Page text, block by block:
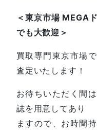
＜東京市場 MEGA
でも大歓迎＞
買取専門東京市場
査定いたします！
お待ちいただく間
誌を用意してあり
ますので、お時間